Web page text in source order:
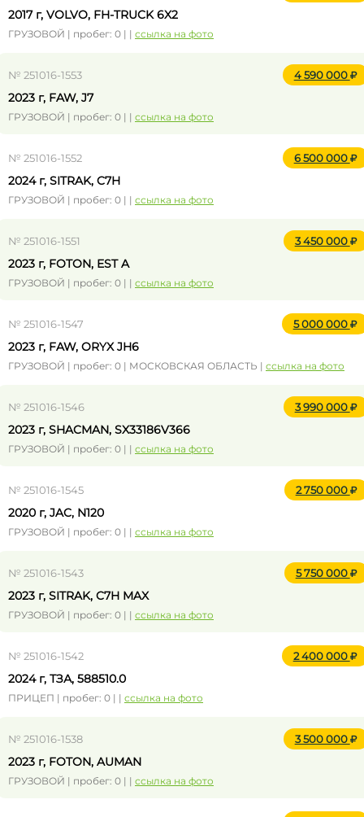
2017 г, VOLVO, FH-TRUCK 6X2
ГРУЗОВОЙ | пробег: 0 | | ссылка на фото
№ 251016-1553 4 590 000
2023 г, FAW, J7
ГРУЗОВОЙ | пробег: 0 | | ссылка на фото
№ 251016-1552 6 500 000
2024 г, SITRAK, C7H
ГРУЗОВОЙ | пробег: 0 | | ссылка на фото
№ 251016-1551 3 450 000
2023 г, FOTON, EST A
ГРУЗОВОЙ | пробег: 0 | | ссылка на фото
№ 251016-1547 5 000 000
2023 г, FAW, ORYX JH6
ГРУЗОВОЙ | пробег: 0 | МОСКОВСКАЯ ОБЛАСТЬ | ссылка на фото
№ 251016-1546 3 990 000
2023 г, SHACMAN, SX33186V366
ГРУЗОВОЙ | пробег: 0 | | ссылка на фото
№ 251016-1545 2 750 000
2020 г, JAC, N120
ГРУЗОВОЙ | пробег: 0 | | ссылка на фото
№ 251016-1543 5 750 000
2023 г, SITRAK, C7H MAX
ГРУЗОВОЙ | пробег: 0 | | ссылка на фото
№ 251016-1542 2 400 000
2024 г, ТЗА, 588510.0
ПРИЦЕП | пробег: 0 | | ссылка на фото
№ 251016-1538 3 500 000
2023 г, FOTON, AUMAN
ГРУЗОВОЙ | пробег: 0 | | ссылка на фото